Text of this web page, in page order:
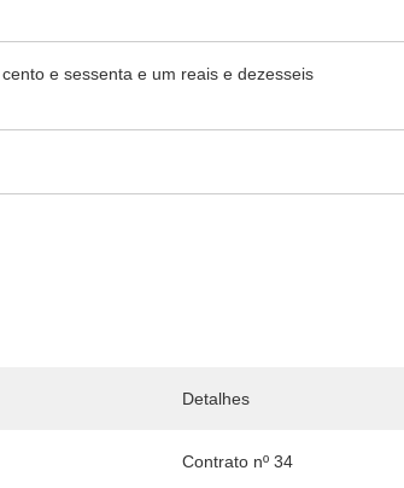
e sessenta e um reais e dezesseis
Detalhes
Contrato nº 34